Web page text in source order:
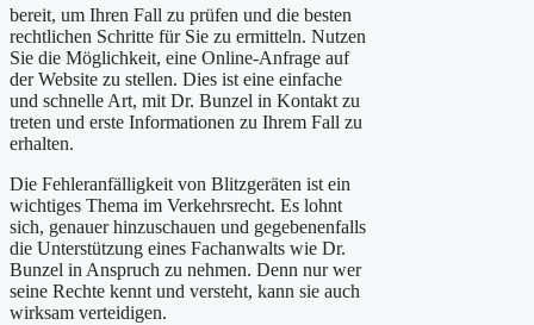
bereit, um Ihren Fall zu prüfen und die besten
rechtlichen Schritte für Sie zu ermitteln. Nutzen
Sie die Möglichkeit, eine Online-Anfrage auf
der Website zu stellen. Dies ist eine einfache
und schnelle Art, mit Dr. Bunzel in Kontakt zu
treten und erste Informationen zu Ihrem Fall zu
erhalten.
Die Fehleranfälligkeit von Blitzgeräten ist ein
wichtiges Thema im Verkehrsrecht. Es lohnt
sich, genauer hinzuschauen und gegebenenfalls
die Unterstützung eines Fachanwalts wie Dr.
Bunzel in Anspruch zu nehmen. Denn nur wer
seine Rechte kennt und versteht, kann sie auch
wirksam verteidigen.